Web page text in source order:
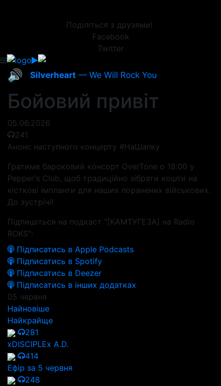
Поділіться з друзями!
Facebook
Twitter
🔊 Silverheart — We Will Rock You
Бойовий привіт
05.06.2026
241
Анонс наступного концерту #НаШапку
Гратиме бароковий консорт OverTone о 18:00 у
Pepper's Club, щоб традиційно зібрати кошти на
кісткові імпланти для наших поранених військових.
До зустрічі!
Підпишіться на подкаст "[КАМТУГЕЗА] на Radio
ROKS":
Підписатись в Apple Podcasts
Підписатись в Spotify
Підписатись в Deezer
Підписатись в інших додатках
05 червня
Найновіше
Найкрайще
281
xDISCIPLEx A.D.
414
Ефір за 5 червня
248